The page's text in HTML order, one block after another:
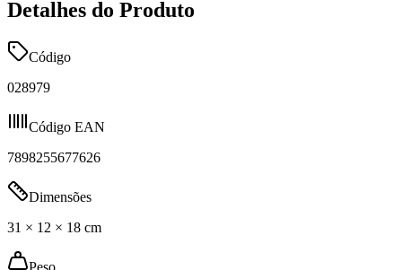
Detalhes do Produto
Código
028979
Código EAN
7898255677626
Dimensões
31 × 12 × 18 cm
Peso